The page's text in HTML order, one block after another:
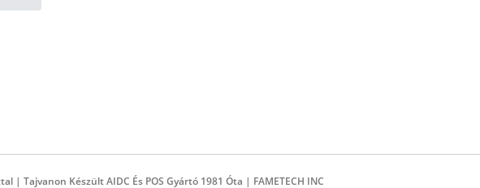
| Tajvanon Készült AIDC És POS Gyártó 1981 Óta | FAMETECH INC